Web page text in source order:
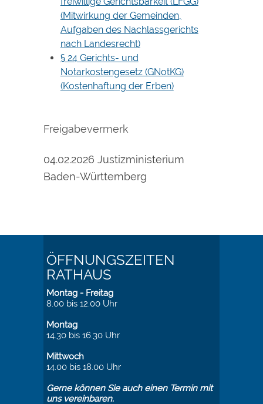
(Mitwirkung der Gemeinden,
Aufgaben des Nachlassgerichts
nach Landesrecht)
§24 Gerichts- und
Notarkostengesetz (GNotKG)
(Kostenhaftung der Erben)
Freigabevermerk
04.02.2026 Justizministerium
Baden-Württemberg
ÖFFNUNGSZEITEN
RATHAUS
Montag - Freitag
8.00 bis 12.00 Uhr
Montag
14.30 bis 16.30 Uhr
Mittwoch
14.00 bis 18.00 Uhr
Gerne können Sie auch einen Termin mit
uns vereinbaren.